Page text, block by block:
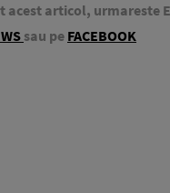
acest articol, urmareste
sau pe FACEBOOK